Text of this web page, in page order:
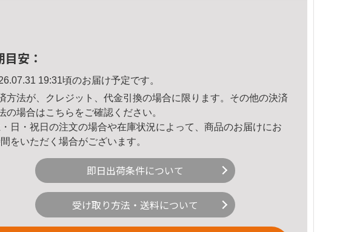
目安：
19:31頃のお届け予定です。
方法が、クレジット、代金引換の場合に限ります。その他の決済
の場合はこちら をご確認ください。
日・祝日の注文の場合や在庫状況によって、商品のお届けにお
をいただく場合がございます。
即日出荷条件について
受け取り方法・送料について